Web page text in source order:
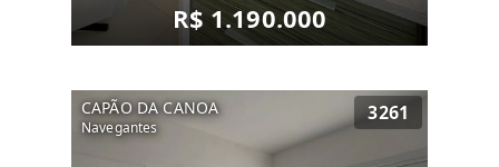
R$ 1.190.000
CAPÃO DA CANOA
Navegantes
3261